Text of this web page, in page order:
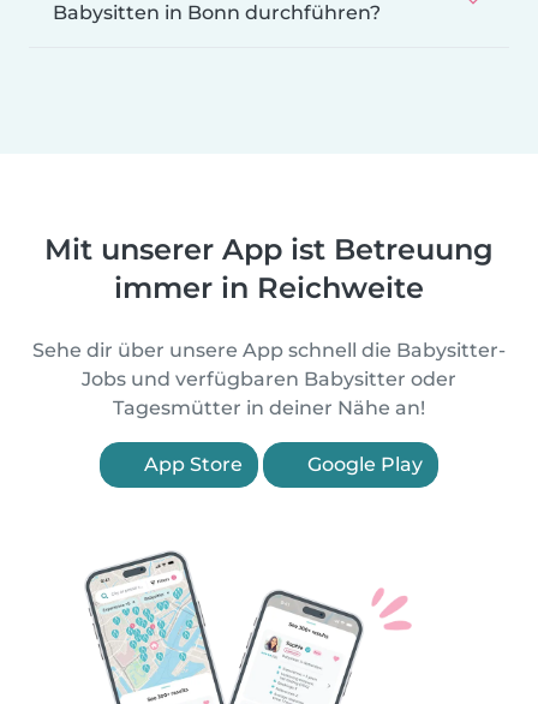
Babysitten in Bonn durchführen?
Mit unserer App ist Betreuung
immer in Reichweite
Sehe dir über unsere App schnell die Babysitter-
Jobs und verfügbaren Babysitter oder
Tagesmütter in deiner Nähe an!
App Store Google Play